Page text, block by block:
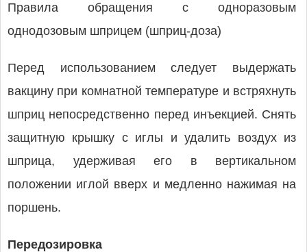
Правила обращения с одноразовым
однодозовым шприцем (шприц-доза)
Перед использованием следует выдержать
вакцину при комнатной температуре и встряхнуть
шприц непосредственно перед инъекцией. Снять
защитную крышку с иглы и удалить воздух из
шприца, удерживая его в вертикальном
положении иглой вверх и медленно нажимая на
поршень.
Передозировка